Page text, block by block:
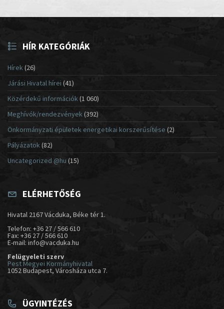
HÍR KATEGÓRIÁK
Hírek(26)
Járási Hivatal hírei (41)
Közérdekű információk(1 060)
Meghívók/rendezvények (392)
Önkormányzati épületek energetikai korszerűsítése (2)
Pályázatok (82)
Uncategorized @hu (15)
ELÉRHETŐSÉG
Hivatal 2167 Vácduka, Béke tér 1.
Telefon: +36 27 / 566 610
Fax: +36 27 / 566 610
E-mail: info@vacduka.hu
Felügyeleti szerv
Pest Megyei Kormányhivatal
1052 Budapest, Városháza utca 7.
ÜGYINTÉZÉS